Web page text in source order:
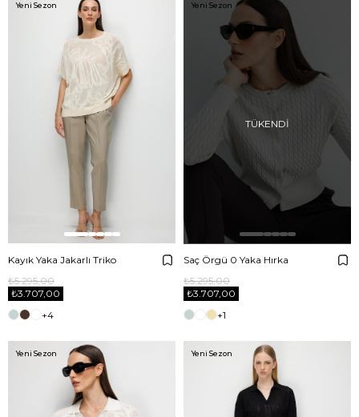
Kayık Yaka Jakarlı Triko
₺3.707,00
₺5.295,00
+4
Yeni Sezon
TÜKENDI
Saç Örgü 0 Yaka Hırka
₺3.707,00
₺5.295,00
+1
Yeni Sezon
Yeni Sezon Yeni Sezon